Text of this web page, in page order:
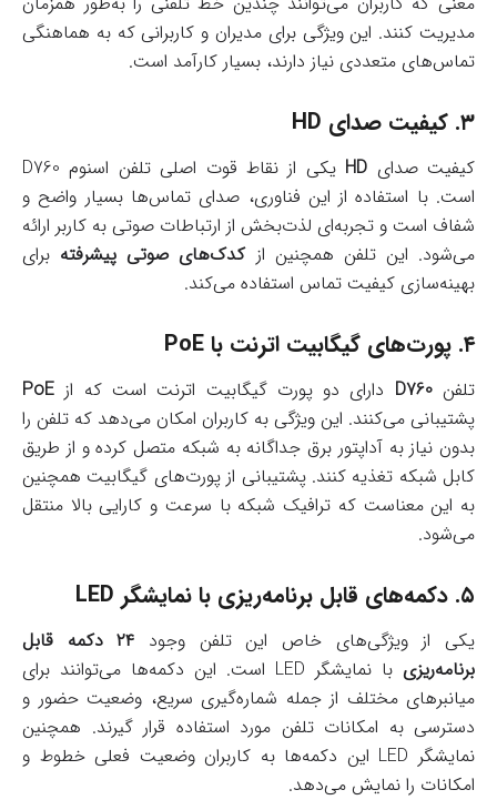
مدیریت کنند. این ویژگی برای مدیران و کاربرانی که به هماهنگی
تماس‌های متعددی نیاز دارند، بسیار کارآمد است.
۳. کیفیت صدای HD
کیفیت صدای HD
یکی از نقاط قوت اصلی تلفن اسنوم D760
است. با استفاده از این فناوری، صدای تماس‌ها بسیار واضح و
شفاف است و تجربه‌ای لذت‌بخش از ارتباطات صوتی به کاربر ارائه
می‌شود. این تلفن همچنین ازکدک‌های صوتی پیشرفته برای
بهینه‌سازی کیفیت تماس استفاده می‌کند.
۴. پورت‌های گیگابیت اترنت با PoE
تلفنD760 دارای دو پورت گیگابیت اترنت است که از PoE
پشتیبانی می‌کنند. این ویژگی به کاربران امکان می‌دهد که تلفن را
بدون نیاز به آداپتور برق جداگانه به شبکه متصل کرده و از طریق
کابل شبکه تغذیه کنند. پشتیبانی از پورت‌های گیگابیت همچنین
به این معناست که ترافیک شبکه با سرعت و کارایی بالا منتقل
می‌شود.
۵. دکمه‌های قابل برنامه‌ریزی با نمایشگر LED
یکی از ویژگی‌های خاص این تلفن وجود
۲۴ دکمه قابل
برنامه‌ریزی
با نمایشگر LED است. این دکمه‌ها می‌توانند برای
میانبرهای مختلف از جمله شماره‌گیری سریع، وضعیت حضور و
دسترسی به امکانات تلفن مورد استفاده قرار گیرند. همچنین
نمایشگر LED این دکمه‌ها به کاربران وضعیت فعلی خطوط و
امکانات را نمایش می‌دهد.